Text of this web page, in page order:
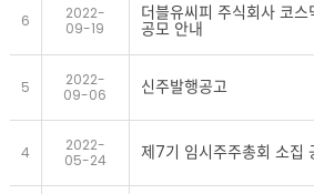
6
2022-
09-19
더블유씨피 주식회사 코
공모 안내
5
2022-
09-06
신주발행공고
4
2022-
05-24
제7기 임시주주총회 소집